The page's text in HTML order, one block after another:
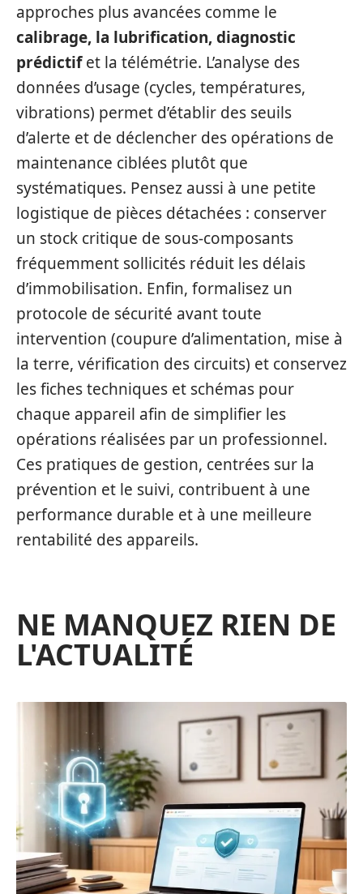
approches plus avancées comme le
calibrage, la lubrification, diagnostic
prédictifet la télémétrie. L’analyse des
données d’usage (cycles, températures,
vibrations) permet d’établir des seuils
d’alerte et de déclencher des opérations de
maintenance ciblées plutôt que
systématiques. Pensez aussi à une petite
logistique de pièces détachées : conserver
un stock critique de sous-composants
fréquemment sollicités réduit les délais
d’immobilisation. Enfin, formalisez un
protocole de sécurité avant toute
intervention (coupure d’alimentation, mise à
la terre, vérification des circuits) et conservez
les fiches techniques et schémas pour
chaque appareil afin de simplifier les
opérations réalisées par un professionnel.
Ces pratiques de gestion, centrées sur la
prévention et le suivi, contribuent à une
performance durable et à une meilleure
rentabilité des appareils.
NE MANQUEZ RIEN DE
L'ACTUALITÉ